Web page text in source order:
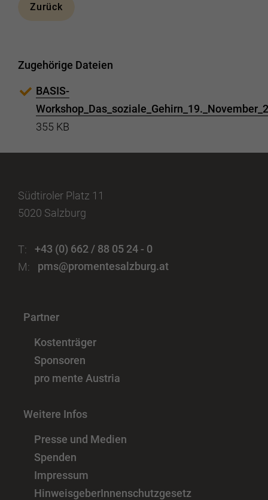
Zurück
Zugehörige Dateien
BASIS-
355 KB
Südtiroler Platz 11
5020 Salzburg
T:
+43 (0) 662 / 88 05 24 - 0
M:
pms@promentesalzburg.at
Partner
Kostenträger
Sponsoren
pro mente Austria
Weitere Infos
Presse und Medien
Spenden
Impressum
HinweisgeberInnenschutzgesetz